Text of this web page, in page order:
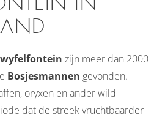
zijn meer dan 2000
Bosjesmannen gevonden.
oryxen en ander wild
dat de streek vruchtbaarder